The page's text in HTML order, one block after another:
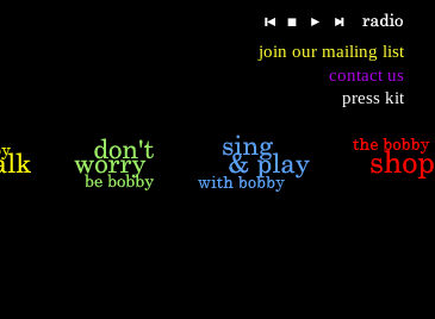
join our mailing list
contact us
press kit